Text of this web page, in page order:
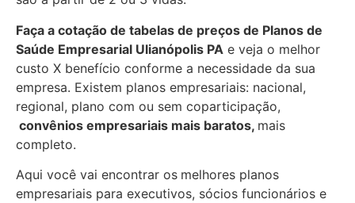
Faça a cotação de tabelas de preços de Planos de
Saúde Empresarial Ulianópolis PA e veja o melhor
custo X benefício conforme a necessidade da sua
empresa. Existem planos empresariais: nacional,
regional, plano com ou sem coparticipação,
convênios empresariais mais baratos, mais
completo.
Aqui você vai encontrar os melhores planos
empresariais para executivos, sócios funcionários e